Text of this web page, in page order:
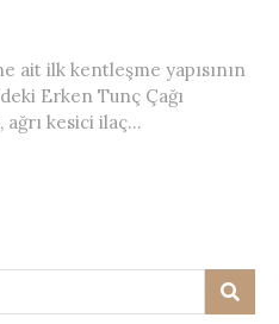
ait ilk kentleşme yapısının
Erken Tunç Çağı
ağrı kesici ilaç...